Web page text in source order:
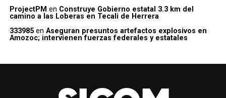
ProjectPM en Construye Gobierno estatal 3.3 km del
camino a las Loberas en Tecali de Herrera
333985en Aseguran presuntos artefactos explosivos en
Amozoc; intervienen fuerzas federales y estatales